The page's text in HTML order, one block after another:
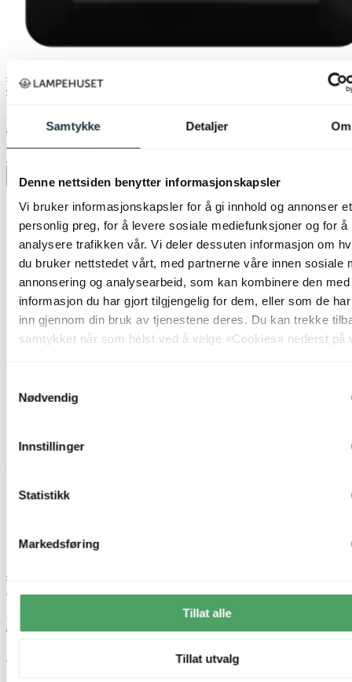
Samtykke Detaljer Om
Denne nettsiden benytter informasjonskapsler
Vi bruker informasjonskapsler for å gi innhold og annonser et
personlig preg, for å levere sosiale mediefunksjoner og for å
analysere trafikken vår. Vi deler dessuten informasjon om
du bruker nettstedet vårt, med partnerne våre innen sosiale
annonsering og analysearbeid, som kan kombinere den med
informasjon du har gjort tilgjengelig for dem, eller som de
inn gjennom din bruk av tjenestene deres. Du kan trekke
samtykket når som helst ved å velge «Cookies» nederst på
Nødvendig
Innstillinger
Statistikk
Markedsføring
Tillat alle
Tillat utvalg
40% ved kjøp av 2 eller flere
Gelia
Dimmer LED 0-200W sort
kr 699,-
Legg til ønskeliste
40% ved kjøp av 2 eller flere
Elektro Armatur
Dimmer 20-400W hvit
kr 349,-